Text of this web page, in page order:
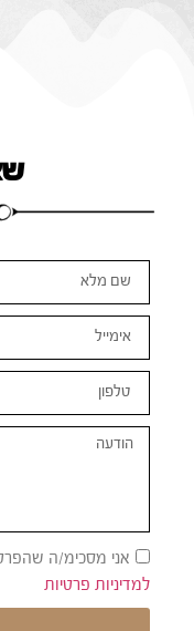
אני מסכימ/ה
למדיניות פרטיות